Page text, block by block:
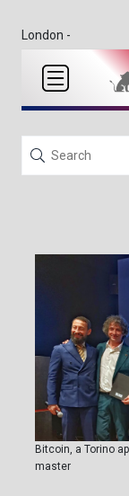
London -
Bitcoin, a Torino
master